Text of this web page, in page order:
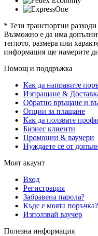
* Тези транспортни разходи
Възможно е да има
теглото, размера или
информация ще намерите
Помощ и поддръжка
Как да направите
Изпращане &
Обратно връщане и
Опции за плащане
Как да ползвате
Бизнес клиенти
Промоции & ваучери
Нуждаете се от
Моят акаунт
Вход
Регистрация
Забравена парола?
Къде е моята поръчка?
Използвай ваучер
Полезна информация